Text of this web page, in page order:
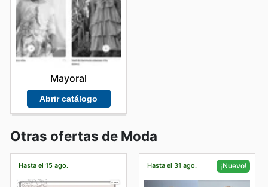
Mayoral
Abrir catálogo
Otras ofertas de Moda
Hasta el 15 ago. Hasta el 31 ago. ¡Nuevo!